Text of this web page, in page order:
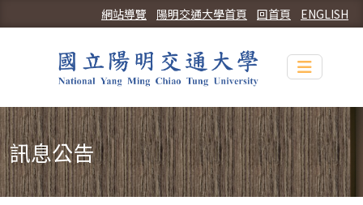
ENGLISH
回首頁
陽明交通大學首頁
網站導覽
Toggle
訊息公告